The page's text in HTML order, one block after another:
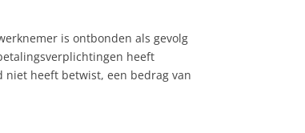
is ontbonden als gevolg
heeft
niet heeft betwist, een bedrag van